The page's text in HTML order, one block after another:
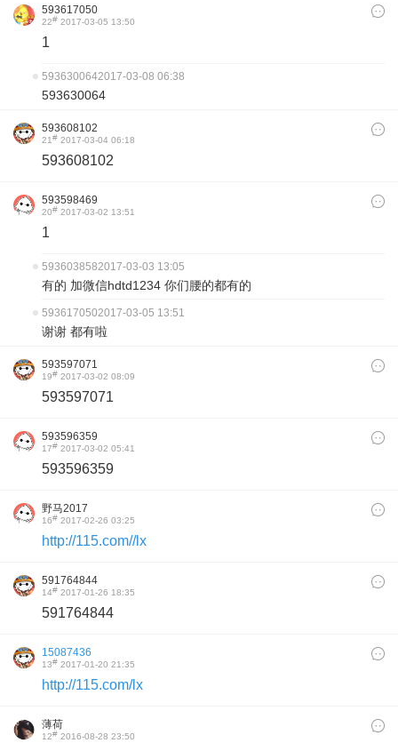
593617050
22# 2017-03-05 13:50
1
5936300642017-03-08 06:38
593630064
593608102
21# 2017-03-04 06:18
593608102
593598469
20# 2017-03-02 13:51
1
5936038582017-03-03 13:05
有的 加微信hdtd1234 你们腰的都有的
5936170502017-03-05 13:51
谢谢 都有啦
593597071
19# 2017-03-02 08:09
593597071
593596359
17# 2017-03-02 05:41
593596359
野马2017
16# 2017-02-26 03:25
http://115.com//lx
591764844
14# 2017-01-26 18:35
591764844
15087436
13# 2017-01-20 21:35
http://115.com/lx
薄荷
12# 2016-08-28 23:50